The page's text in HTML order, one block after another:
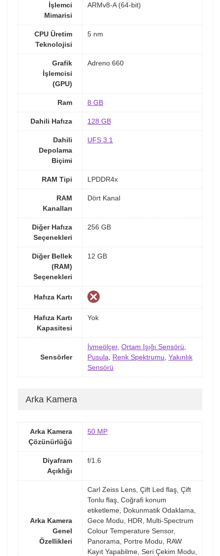
İşlemci
Mimarisi
ARMv8-A (64-bit)
CPU Üretim
Teknolojisi
5 nm
Grafik
İşlemcisi
(GPU)
Adreno 660
Ram 8 GB
Dahili Hafıza 128 GB
Dahili
Depolama
Biçimi
UFS 3.1
RAM Tipi LPDDR4x
RAM
Kanalları
Dört Kanal
Diğer Hafıza
Seçenekleri
256 GB
Diğer Bellek
(RAM)
Seçenekleri
12 GB
Hafıza Kartı
Hafıza Kartı
Kapasitesi
Yok
Sensörler
İvmeölçer, Ortam Işığı Sensörü
Pusula
Renk Spektrumu Yakınlık
Sensörü
Arka Kamera
Arka Kamera
Çözünürlüğü
50 MP
Diyafram
Açıklığı
f/1.6
Arka Kamera
Genel
Özellikleri
Carl Zeiss Lens, Çift Led flaş, Çift
Tonlu flaş, Coğrafi konum
etiketleme, Dokunmatik Odaklama,
Gece Modu, HDR, Multi-Spectrum
Colour Temperature Sensor,
Panorama, Portre Modu, RAW
Kayıt Yapabilme, Seri Çekim Modu,